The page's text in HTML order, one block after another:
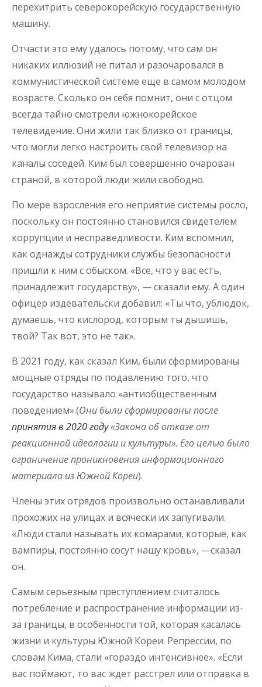
перехитрить северокорейскую государственную
машину.
Отчасти это ему удалось потому, что сам он
никаких иллюзий не питал и разочаровался в
коммунистической системе еще в самом молодом
возрасте. Сколько он себя помнит, они с отцом
всегда тайно смотрели южнокорейское
телевидение. Они жили так близко от границы,
что могли легко настроить свой телевизор на
каналы соседей. Ким был совершенно очарован
страной, в которой люди жили свободно.
По мере взросления его неприятие системы росло,
поскольку он постоянно становился свидетелем
коррупции и несправедливости. Ким вспомнил,
как однажды сотрудники службы безопасности
пришли к ним с обыском. «Все, что у вас есть,
принадлежит государству», — сказали ему. А один
офицер издевательски добавил: «Ты что, ублюдок,
думаешь, что кислород, которым ты дышишь,
твой? Так вот, это не так».
В 2021 году, как сказал Ким, были сформированы
мощные отряды по подавлению того, что
государство называло «антиобщественным
поведением».(Они были сформированы после
принятия в 2020 году«Закона об отказе от
реакционной идеологии и культуры». Его целью было
ограничение проникновения информационного
материала из Южной Кореи).
Члены этих отрядов произвольно останавливали
прохожих на улицах и всячески их запугивали.
«Люди стали называть их комарами, которые, как
вампиры, постоянно сосут нашу кровь», —сказал
он.
Самым серьезным преступлением считалось
потребление и распространение информации из-
за границы, в особенности той, которая касалась
жизни и культуры Южной Кореи. Репрессии, по
словам Кима, стали «гораздо интенсивнее». «Если
вас поймают, то вас ждет расстрел или отправка в